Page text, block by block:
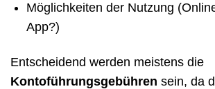
Möglichkeiten der Nutzung
App?)
Entscheidend werden meistens die
Kontoführungsgebühren sein, da